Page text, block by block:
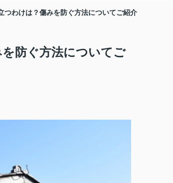
つわけは？傷みを防ぐ方法についてご紹介
防ぐ方法についてご